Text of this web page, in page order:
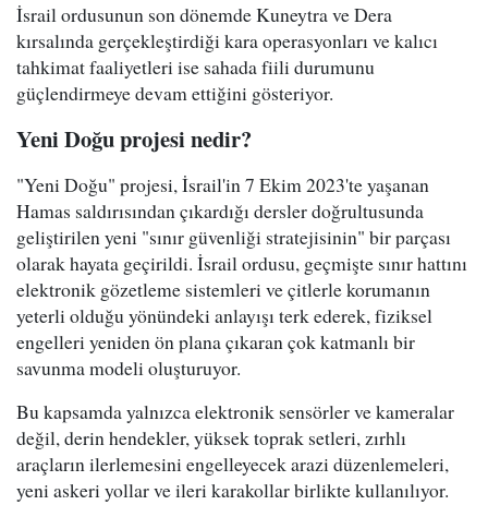
İsrail ordusunun son dönemde Kuneytra ve Dera
kırsalında gerçekleştirdiği kara operasyonları ve kalıcı
tahkimat faaliyetleri ise sahada fiili durumunu
güçlendirmeye devam ettiğini gösteriyor.
Yeni Doğu projesi nedir?
"Yeni Doğu" projesi, İsrail'in 7 Ekim 2023'te yaşanan
Hamas saldırısından çıkardığı dersler doğrultusunda
geliştirilen yeni "sınır güvenliği stratejisinin" bir parçası
olarak hayata geçirildi. İsrail ordusu, geçmişte sınır hattını
elektronik gözetleme sistemleri ve çitlerle korumanın
yeterli olduğu yönündeki anlayışı terk ederek, fiziksel
engelleri yeniden ön plana çıkaran çok katmanlı bir
savunma modeli oluşturuyor.
Bu kapsamda yalnızca elektronik sensörler ve kameralar
değil, derin hendekler, yüksek toprak setleri, zırhlı
araçların ilerlemesini engelleyecek arazi düzenlemeleri,
yeni askeri yollar ve ileri karakollar birlikte kullanılıyor.